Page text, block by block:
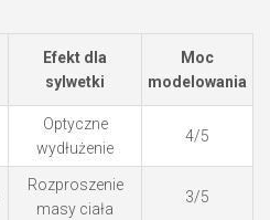
Efekt dla
sylwetki
Moc
modelowania
Optyczne
wydłużenie
4/5
Rozproszenie
masy ciała
3/5